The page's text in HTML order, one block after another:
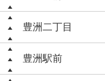
豊洲二丁目
豊洲駅前